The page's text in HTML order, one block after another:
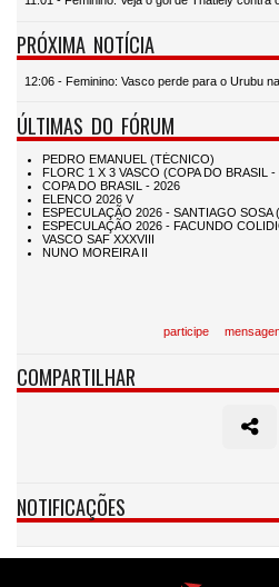
PRÓXIMA NOTÍCIA
12:06 - Feminino: Vasco perde para o Urubu
ÚLTIMAS DO FÓRUM
participe
COMPARTILHAR
NOTIFICAÇÕES